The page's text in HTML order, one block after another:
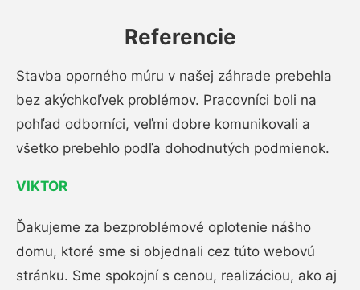
Referencie
Stavba oporného múru v našej záhrade prebehla
bez akýchkoľvek problémov. Pracovníci boli na
pohľad odborníci, veľmi dobre komunikovali a
všetko prebehlo podľa dohodnutých podmienok.
VIKTOR
Ďakujeme za bezproblémové oplotenie nášho
domu, ktoré sme si objednali cez túto webovú
stránku. Sme spokojní s cenou, realizáciou, ako aj